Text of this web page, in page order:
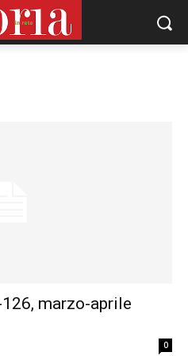
marzo-aprile
0